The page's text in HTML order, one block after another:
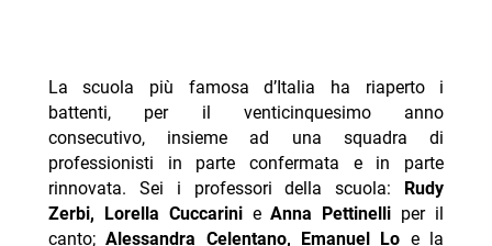
La scuola più famosa d’Italia ha riaperto i
battenti, per il venticinquesimo anno
consecutivo, insieme ad una squadra di
professionisti in parte confermata e in parte
rinnovata. Sei i professori della scuola:
Rudy
Zerbi, Lorella CuccarinieAnna Pettinelli per il
canto;Alessandra Celentano, Emanuel Lo e la